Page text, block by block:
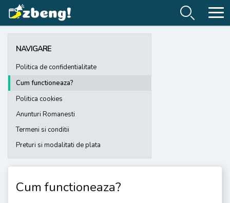
NAVIGARE
Politica de confidentialitate
Cum functioneaza?
Politica cookies
Anunturi Romanesti
Termeni si conditii
Preturi si modalitati de plata
Cum functioneaza?